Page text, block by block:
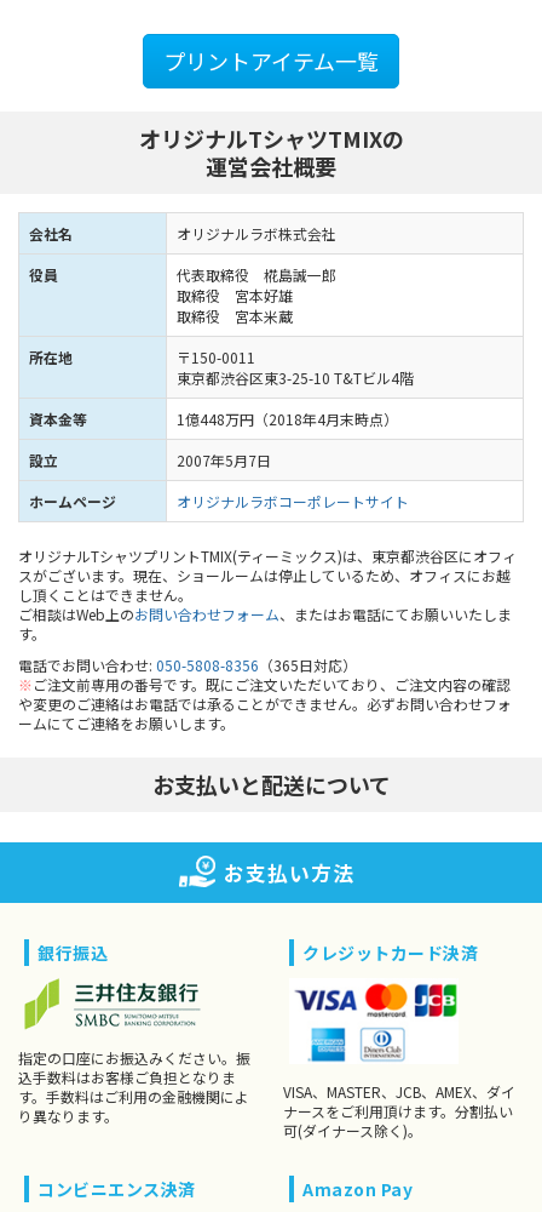
プリントアイテム一覧
オリジナルTシャツTMIXの
運営会社概要
会社名
オリジナルラボ株式会社
役員
代表取締役 椛島誠一郎
取締役 宮本好雄
取締役 宮本米蔵
所在地
〒150-0011
東京都渋谷区東3-25-10 T&Tビル4階
資本金等
1億448万円（2018年4月末時点）
設立
2007年5月7日
ホームページ
オリジナルラボコーポレートサイト
オリジナルTシャツプリントTMIX(ティーミックス)は、東京都渋谷区にオフィ
スがございます。現在、ショールームは停止しているため、オフィスにお越
し頂くことはできません。
ご相談はWeb上のお問い合わせフォーム、またはお電話にてお願いいたしま
す。
電話でお問い合わせ: 050-5808-8356 （365日対応）
※ご注文前専用の番号です。既にご注文いただいており、ご注文内容の確認
や変更のご連絡はお電話では承ることができません。必ずお問い合わせフォ
ームにてご連絡をお願いします。
お支払いと配送について
お支払い方法
銀行振込
指定の口座にお振込みください。振
込手数料はお客様ご負担となりま
す。手数料はご利用の金融機関によ
り異なります。
クレジットカード決済
VISA、MASTER、JCB、AMEX、ダイ
ナースをご利用頂けます。分割払い
可(ダイナース除く)。
コンビニエンス決済 Amazon Pay